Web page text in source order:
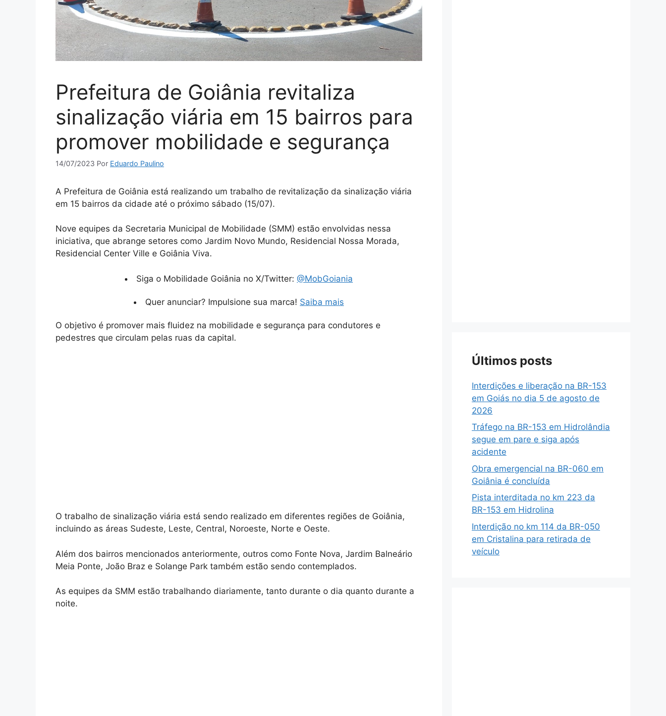
Prefeitura de Goiânia revitaliza
sinalização viária em 15 bairros para
promover mobilidade e segurança
14/07/2023 Por Eduardo Paulino
A Prefeitura de Goiânia está realizando um trabalho de revitalização da sinalização viária
em 15 bairros da cidade até o próximo sábado (15/07).
Nove equipes da Secretaria Municipal de Mobilidade (SMM) estão envolvidas nessa
iniciativa, que abrange setores como Jardim Novo Mundo, Residencial Nossa Morada,
Residencial Center Ville e Goiânia Viva.
Siga o Mobilidade Goiânia no X/Twitter: @MobGoiania
Quer anunciar? Impulsione sua marca! Saiba mais
O objetivo é promover mais fluidez na mobilidade e segurança para condutores e
pedestres que circulam pelas ruas da capital.
O trabalho de sinalização viária está sendo realizado em diferentes regiões de Goiânia,
incluindo as áreas Sudeste, Leste, Central, Noroeste, Norte e Oeste.
Além dos bairros mencionados anteriormente, outros como Fonte Nova, Jardim Balneário
Meia Ponte, João Braz e Solange Park também estão sendo contemplados.
As equipes da SMM estão trabalhando diariamente, tanto durante o dia quanto durante a
noite.
Últimos posts
Interdições e liberação na BR-153
em Goiás no dia 5 de agosto de
2026
Tráfego na BR-153 em Hidrolândia
segue em pare e siga após
acidente
Obra emergencial na BR-060 em
Goiânia é concluída
Pista interditada no km 223 da
BR-153 em Hidrolina
Interdição no km 114 da BR-050
em Cristalina para retirada de
veículo